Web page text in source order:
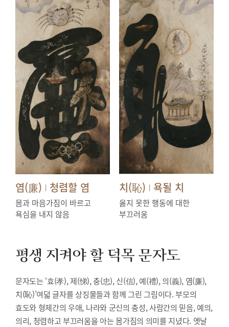
염(廉) | 청렴할 염
몸과 마음가짐이 바르고
욕심을 내지 않음
치(恥) | 욕될 치
옳지 못한 행동에 대한
부끄러움
평생 지켜야 할 덕목 문자도
문자도는 ‘효(孝), 제(悌), 충(忠), 신(信), 예(禮), 의(義), 염(廉),
치(恥)’여덟 글자를 상징물들과 함께 그린 그림이다. 부모의
효도와 형제간의 우애, 나라와 군신의 충성, 사람간의 믿음, 예의,
의리, 청렴하고 부끄러움을 아는 몸가짐의 의미를 지녔다. 옛날